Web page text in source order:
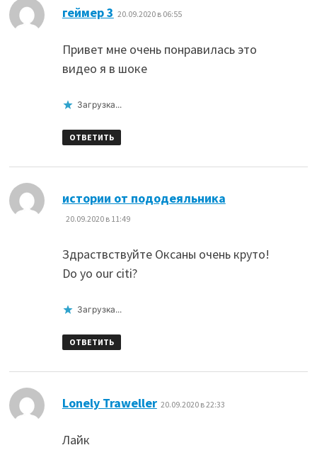
геймер 3 20.09.2020 в 06:55
Привет мне очень понравилась это
видео я в шоке
Загрузка...
ОТВЕТИТЬ
истории от пододеяльника
20.09.2020 в 11:49
Здраствствуйте Оксаны очень круто!
Do yo our citi?
Загрузка...
ОТВЕТИТЬ
Lonely Traweller: 20.09.2020 в 22:33
Лайк